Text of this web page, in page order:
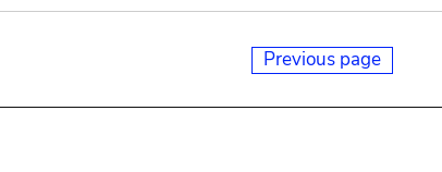
Previous page